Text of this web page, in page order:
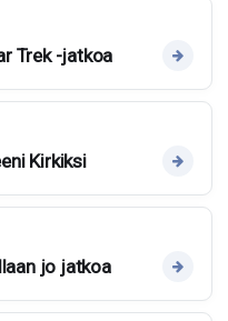
Trek -jatkoa
Kirkiksi
jo jatkoa